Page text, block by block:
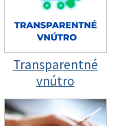
Transparentné
vnútro